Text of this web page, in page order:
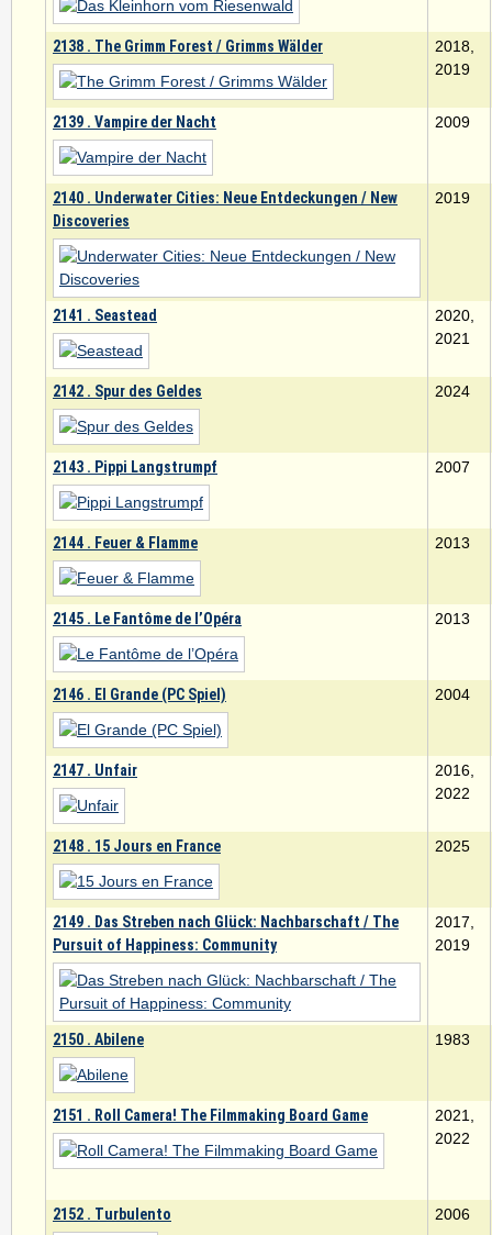
2138 . The Grimm Forest / Grimms Wälder
2018,
2019
2139 . Vampire der Nacht 2009
2140 . Underwater Cities: Neue Entdeckungen / New
Discoveries
2019
2141 . Seastead
2020,
2021
2142 . Spur des Geldes 2024
2143 . Pippi Langstrumpf 2007
2144 . Feuer & Flamme 2013
2145 . Le Fantôme de l’Opéra 2013
2146 . El Grande (PC Spiel) 2004
2147 . Unfair
2016,
2022
2148 . 15 Jours en France 2025
2149 . Das Streben nach Glück: Nachbarschaft / The
Pursuit of Happiness: Community
2017,
2019
2150 . Abilene 1983
2151 . Roll Camera! The Filmmaking Board Game
2021,
2022
2152 . Turbulento 2006